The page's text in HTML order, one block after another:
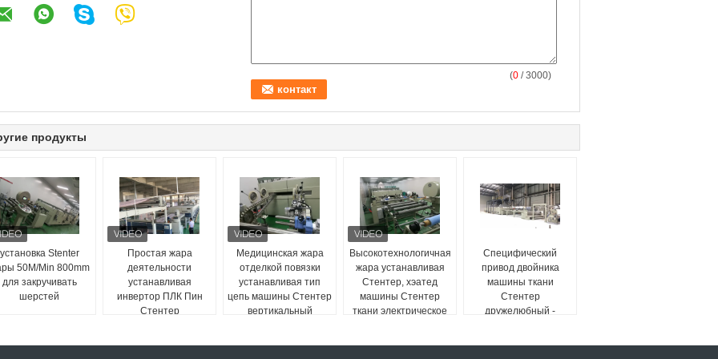
(0 / 3000)
продукты
установка Stenter
50M/Min 800mm
для закручивать
шерстей
Простая жара
деятельности
устанавливая
инвертор ПЛК Пин
Стентер
Медицинская жара
отделкой повязки
устанавливая тип
цепь машины Стентер
вертикальный
Высокотехнологичная
жара устанавливая
Стентер, хэатед
машины Стентер
ткани электрическое
Специфический
привод двойника
машины ткани
Стентер
дружелюбный -